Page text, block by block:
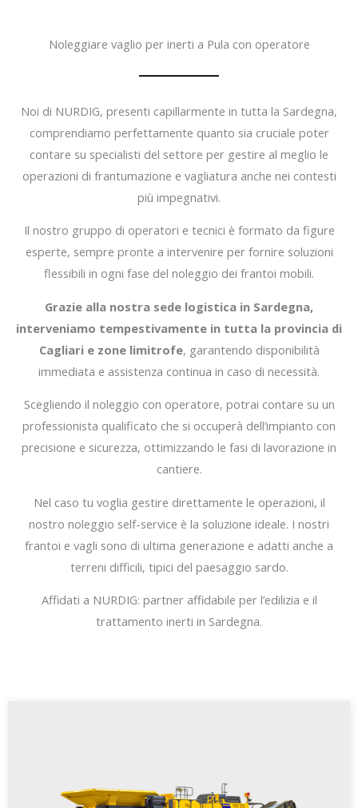
Noleggiare vaglio per inerti a Pula con operatore
Noi di NURDIG, presenti capillarmente in tutta la Sardegna,
comprendiamo perfettamente quanto sia cruciale poter
contare su specialisti del settore per gestire al meglio le
operazioni di frantumazione e vagliatura anche nei contesti
più impegnativi.
Il nostro gruppo di operatori e tecnici è formato da figure
esperte, sempre pronte a intervenire per fornire soluzioni
flessibili in ogni fase del noleggio dei frantoi mobili.
Grazie alla nostra sede logistica in Sardegna,
interveniamo tempestivamente in tutta la provincia di
Cagliari e zone limitrofe, garantendo disponibilità
immediata e assistenza continua in caso di necessità.
Scegliendo il noleggio con operatore, potrai contare su un
professionista qualificato che si occuperà dell’impianto con
precisione e sicurezza, ottimizzando le fasi di lavorazione in
cantiere.
Nel caso tu voglia gestire direttamente le operazioni, il
nostro noleggio self-service è la soluzione ideale. I nostri
frantoi e vagli sono di ultima generazione e adatti anche a
terreni difficili, tipici del paesaggio sardo.
Affidati a NURDIG: partner affidabile per l’edilizia e il
trattamento inerti in Sardegna.